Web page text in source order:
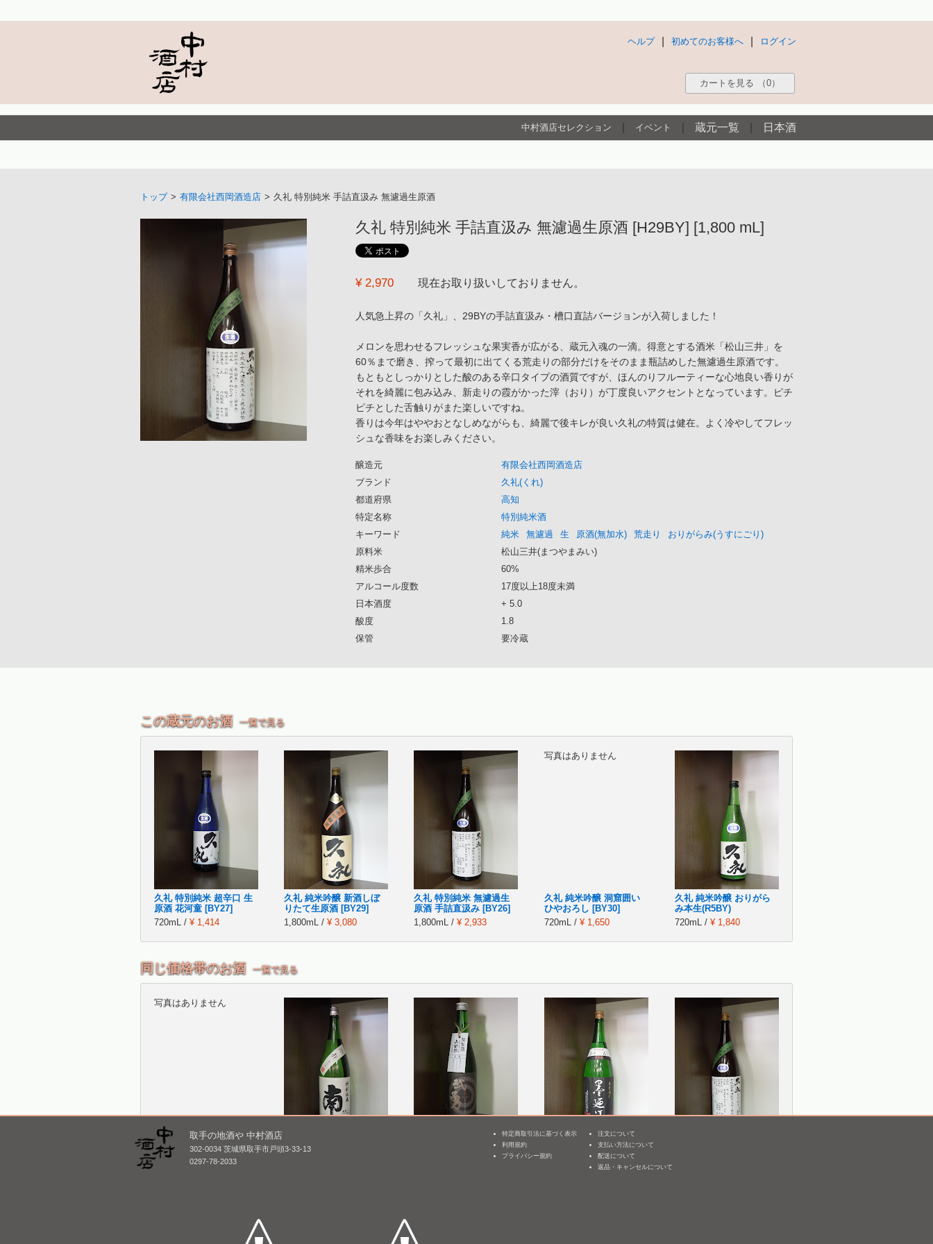
ログイン
初めてのお客様へ
ヘルプ
カートを見る （0）
中村酒店セレクション イベント 蔵元一覧 日本酒
トップ > 有限会社西岡酒造店 > 久礼 特別純米 手詰直汲み 無濾過生原酒
久礼 特別純米 手詰直汲み 無濾過生原酒 [H29BY] [1,800 mL]
¥ 2,970 現在お取り扱いしておりません。
人気急上昇の「久礼」、29BYの手詰直汲み・槽口直詰バージョンが入荷しました！
メロンを思わせるフレッシュな果実香が広がる、蔵元入魂の一滴。得意とする酒米「松山三井」を
60％まで磨き、搾って最初に出てくる荒走りの部分だけをそのまま瓶詰めした無濾過生原酒です。
もともとしっかりとした酸のある辛口タイプの酒質ですが、ほんのりフルーティーな心地良い香りが
それを綺麗に包み込み、新走りの霞がかった滓（おり）が丁度良いアクセントとなっています。ピチ
ピチとした舌触りがまた楽しいですね。
香りは今年はややおとなしめながらも、綺麗で後キレが良い久礼の特質は健在。よく冷やしてフレッ
シュな香味をお楽しみください。
醸造元
有限会社西岡酒造店
ブランド
久礼(くれ)
都道府県
高知
特定名称
特別純米酒
キーワード
純米 無濾過 生 原酒(無加水) 荒走り
おりがらみ(うすにごり)
原料米
松山三井(まつやまみい)
精米歩合
60%
アルコール度数
17度以上18度未満
日本酒度
+ 5.0
酸度
1.8
保管
要冷蔵
この蔵元のお酒 一覧で見る
久礼 特別純米 超辛口 生
原酒 花河童 [BY27]
720mL / ¥ 1,414
久礼 純米吟醸 新酒しぼ
りたて生原酒 [BY29]
1,800mL / ¥ 3,080
久礼 特別純米 無濾過生
原酒 手詰直汲み [BY26]
1,800mL / ¥ 2,933
写真はありません
久礼 純米吟醸 洞窟囲い
ひやおろし [BY30]
720mL / ¥ 1,650
久礼 純米吟醸 おりがら
み本生(R5BY)
720mL / ¥ 1,840
同じ価格帯のお酒 一覧で見る
写真はありません
相模灘 特別純米 若水 槽
場詰め 無濾過生原
酒 [BY25]
南 特別純米 原酒 ひやお
ろし [BY25]
武勇 純米 山田錦 生
墨廼江 特別純米 中汲み
ひやおろし [BY25]
¥ 2,673
取手の地酒や 中村酒店
302-0034 茨城県取手市戸頭3-33-13
0297-78-2033
特定商取引法に基づく表示
利用規約
プライバシー規約
注文について
支払い方法について
配送について
返品・キャンセルについて